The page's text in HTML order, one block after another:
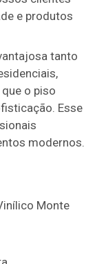
e produtos
tanto
o piso
Esse
modernos.